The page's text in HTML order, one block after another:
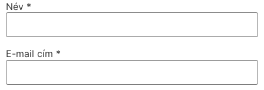
Név *
E-mail cím *